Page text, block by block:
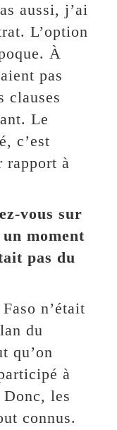
aussi, j’ai
L’option
À
pas
clauses
Le
c’est
rapport à
vous sur
moment
pas du
n’était
du
qu’on
à
les
connus.